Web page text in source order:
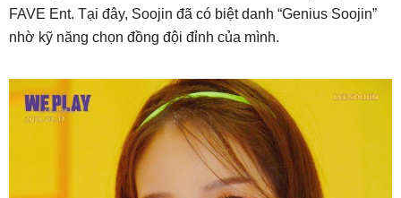
FAVE Ent. Tại đây, Soojin đã có biệt danh “Genius Soojin”
nhờ kỹ năng chọn đồng đội đỉnh của mình.